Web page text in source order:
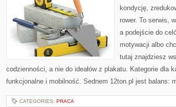
kondycję,
rower. To serwis,
a podejście do
motywacji albo
tutaj znajdziesz
codzienności, a nie do ideałów z plakatu. Kategorie dla
funkcjonalne i mobilność. Sednem 12ton.pl jest balans:
CATEGORIES: PRACA